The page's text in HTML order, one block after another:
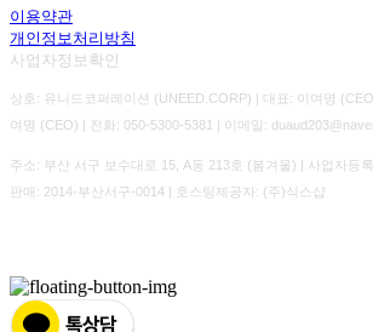
이용약관
개인정보처리방침
사업자정보확인
상호: 유니드코퍼레이션 (UNEED.CORP) | 대표: 이여명
여명 (CEO) | 전화: 050-5300-5381 | 이메일:
주소: 부산 서구 보수대로 15, A동 213호 (봄겨울) | 사업자등
판매: 2014-부산서구-0014 | 호스팅제공자: (주)식스샵